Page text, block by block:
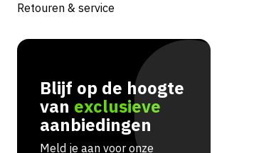
Retouren & service
Blijf op de hoogte
van exclusieve
aanbiedingen
Meld je aan voor onze